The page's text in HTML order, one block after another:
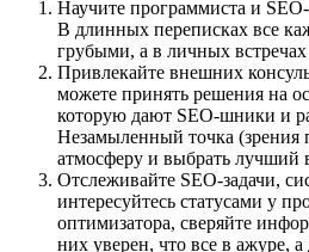
Научите программиста и
В длинных переписках все
грубыми, а в личных
Привлекайте внешних
можете принять решения на
которую дают SEO-шники и
Незамыленный точка (зрения
атмосферу и выбрать лучший
Отслеживайте SEO-задачи,
интересуйтесь статусами у
оптимизатора, сверяйте
них уверен, что все в ажуре,